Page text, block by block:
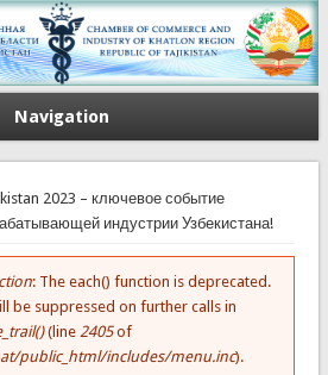
Navigation
2023 – ключевое событие
индустрии Узбекистана!
: The each() function is deprecated.
be suppressed on further calls in
(line 2405of
public_html/includes/menu.inc).